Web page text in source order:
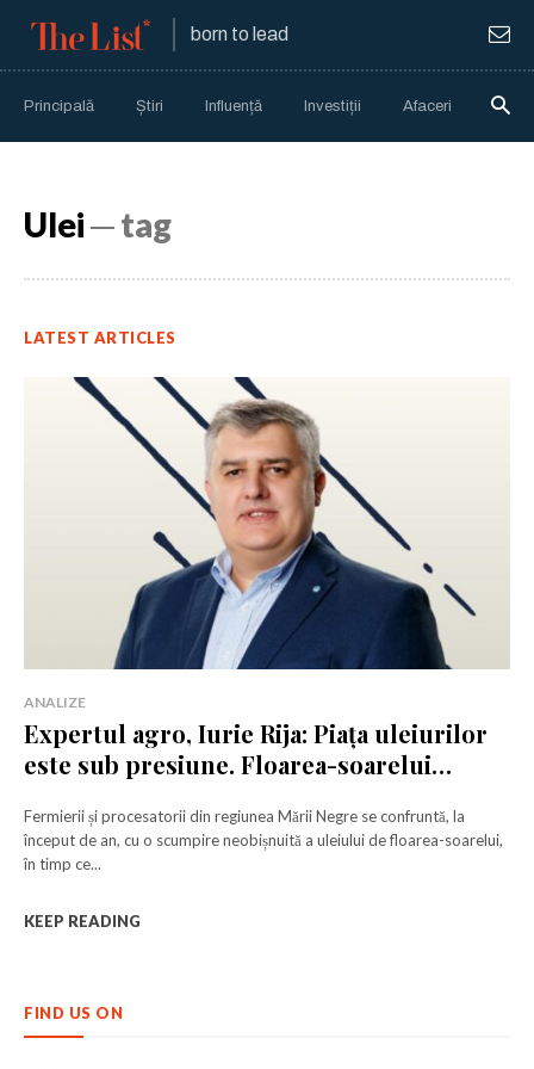
born to lead
Principală Știri Influență Investiții Afaceri
Ulei─ tag
LATEST ARTICLES
ANALIZE
Expertul agro, Iurie Rija: Piața uleiurilor
este sub presiune. Floarea-soarelui
Fermierii și procesatorii din regiunea Mării Negre se confruntă, la
început de an, cu o scumpire neobișnuită a uleiului de floarea-soarelui,
în timp ce...
KEEP READING
FIND US ON